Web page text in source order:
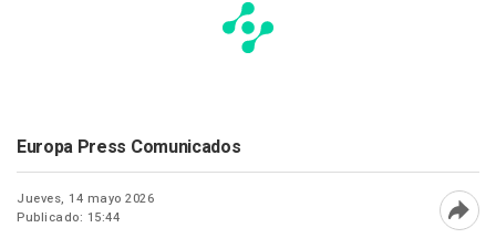
Europa Press Comunicados
Jueves, 14 mayo 2026
Publicado: 15:44